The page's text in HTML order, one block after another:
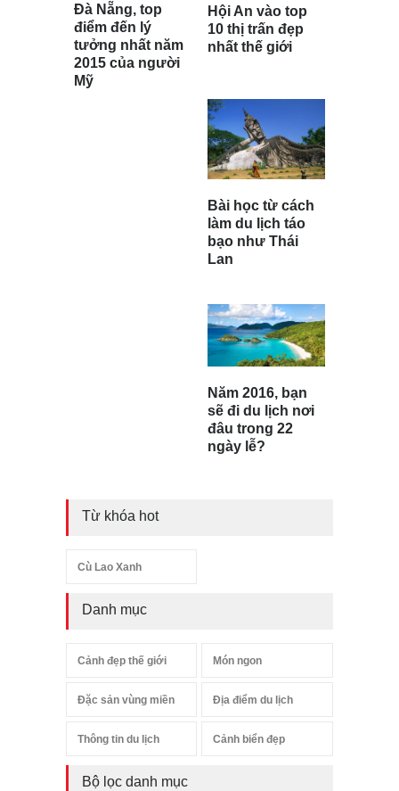
Đà Nẵng, top
điểm đến lý
tưởng nhất năm
2015 của người
Mỹ
Hội An vào top
10 thị trấn đẹp
nhất thế giới
Bài học từ cách
làm du lịch táo
bạo như Thái
Lan
Năm 2016, bạn
sẽ đi du lịch nơi
đâu trong 22
ngày lễ?
Từ khóa hot
Cù Lao Xanh
Danh mục
Cảnh đẹp thế giới Món ngon
Đặc sản vùng miền Địa điểm du lịch
Thông tin du lịch Cảnh biển đẹp
Bộ lọc danh mục